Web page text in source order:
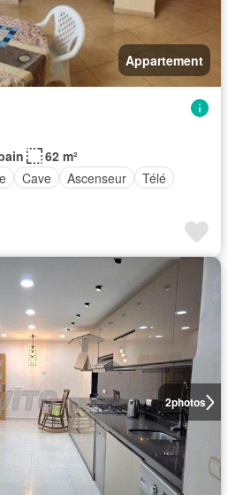
Appartement
62 m²
Cave Ascenseur
Télé
2photos